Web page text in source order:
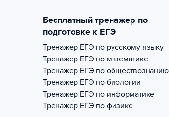
Бесплатный тренажер по
подготовке к ЕГЭ
Тренажер ЕГЭ по русскому языку
Тренажер ЕГЭ по математике
Тренажер ЕГЭ по обществознанию
Тренажер ЕГЭ по биологии
Тренажер ЕГЭ по информатике
Тренажер ЕГЭ по физике